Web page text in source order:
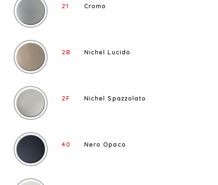
21 Cromo
2B Nichel Lucido
2F Nichel Spazzolato
40 Nero Opaco